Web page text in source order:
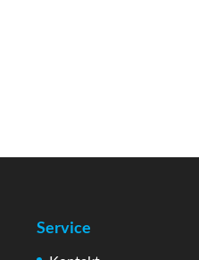
Service